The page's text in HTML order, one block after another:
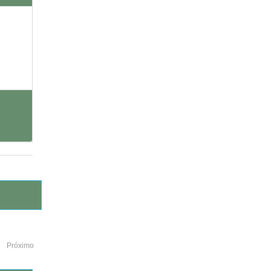
Próximo